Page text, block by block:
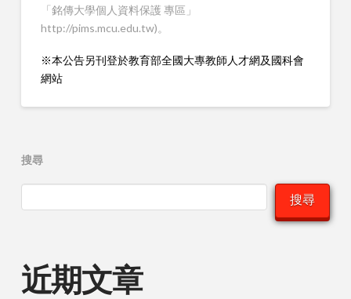
「銘傳大學個人資料保護 專區」
http://pims.mcu.edu.tw)。
※本公告另刊登於教育部全國大專教師人才網及國科會
網站
搜尋
搜尋
近期文章